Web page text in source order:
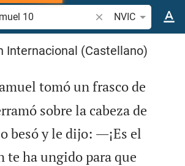
Buscar versículo
NVIC
Internacional (Castellano)
tomó un frasco de
sobre la cabeza de
besó y le dijo: ―¡Es el
te ha ungido para que